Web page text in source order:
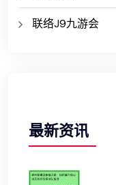
联络J9九游会
最新资讯